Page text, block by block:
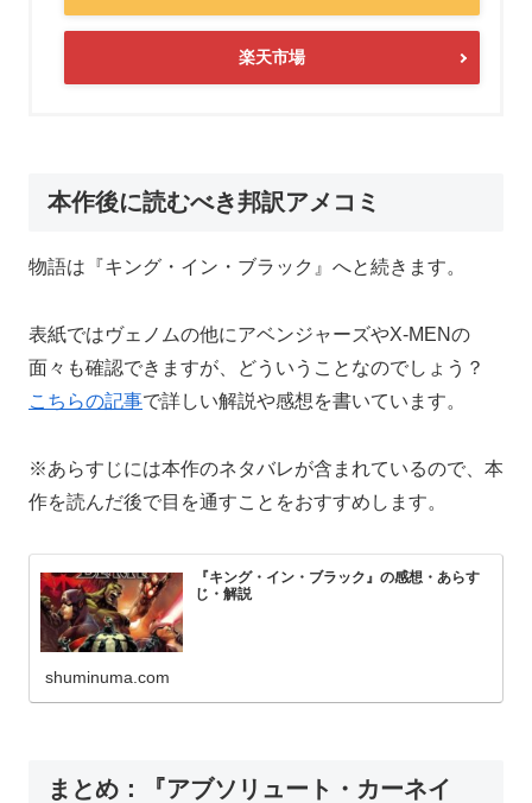
楽天市場
本作後に読むべき邦訳アメコミ
物語は『キング・イン・ブラック』へと続きます。
表紙ではヴェノムの他にアベンジャーズやX-MENの
面々も確認できますが、どういうことなのでしょう？
こちらの記事で詳しい解説や感想を書いています。
※あらすじには本作のネタバレが含まれているので、本
作を読んだ後で目を通すことをおすすめします。
『キング・イン・ブラック』の感想・あらす
じ・解説
shuminuma.com
まとめ：『アブソリュート・カーネイ